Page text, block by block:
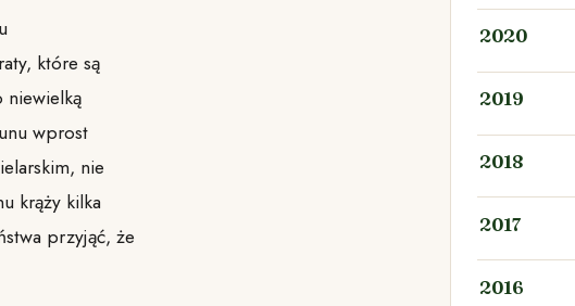
które są
niewielką
wprost
nie
krąży kilka
przyjąć, że
2020
2019
2018
2017
2016